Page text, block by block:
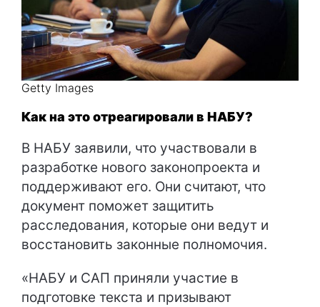
Getty Images
Как на это отреагировали в НАБУ?
В НАБУ заявили, что участвовали в
разработке нового законопроекта и
поддерживают его. Они считают, что
документ поможет защитить
расследования, которые они ведут и
восстановить законные полномочия.
«НАБУ и САП приняли участие в
подготовке текста и призывают